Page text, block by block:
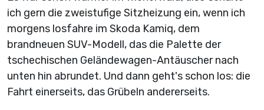
ich gern die zweistufige Sitzheizung ein, wenn ich
morgens losfahre im Skoda Kamiq, dem
brandneuen SUV-Modell, das die Palette der
tschechischen Geländewagen-Antäuscher nach
unten hin abrundet. Und dann geht's schon los: die
Fahrt einerseits, das Grübeln andererseits.